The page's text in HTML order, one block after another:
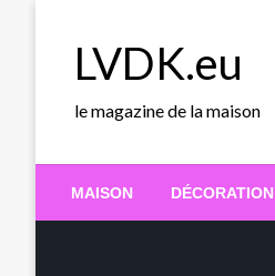
LVDK.eu
le magazine de la maison
MAISON DÉCORATION